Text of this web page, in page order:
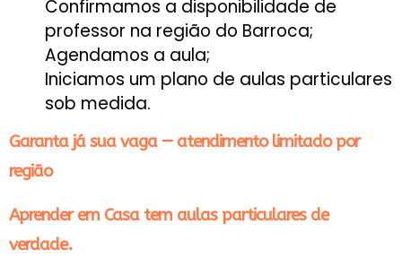
Confirmamos a disponibilidade de
professor na região do Barroca;
Agendamos a aula;
Iniciamos um plano de aulas particulares
sob medida.
Garanta já sua vaga — atendimento limitado por
região
Aprender em Casa tem aulas particulares de
verdade.